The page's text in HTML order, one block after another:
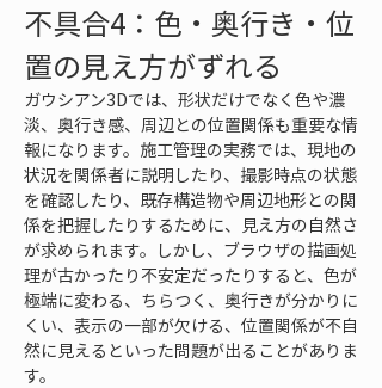
不具合4：色・奥行き・位
置の見え方がずれる
ガウシアン3Dでは、形状だけでなく色や濃
淡、奥行き感、周辺との位置関係も重要な情
報になります。施工管理の実務では、現地の
状況を関係者に説明したり、撮影時点の状態
を確認したり、既存構造物や周辺地形との関
係を把握したりするために、見え方の自然さ
が求められます。しかし、ブラウザの描画処
理が古かったり不安定だったりすると、色が
極端に変わる、ちらつく、奥行きが分かりに
くい、表示の一部が欠ける、位置関係が不自
然に見えるといった問題が出ることがありま
す。